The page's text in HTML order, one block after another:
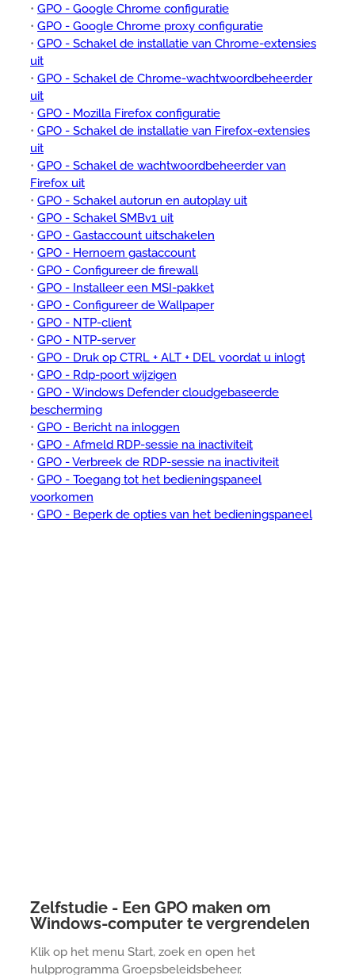
• GPO - Google Chrome configuratie
• GPO - Google Chrome proxy configuratie
• GPO - Schakel de installatie van Chrome-extensies
uit
• GPO - Schakel de Chrome-wachtwoordbeheerder
uit
• GPO - Mozilla Firefox configuratie
• GPO - Schakel de installatie van Firefox-extensies
uit
• GPO - Schakel de wachtwoordbeheerder van
Firefox uit
• GPO - Schakel autorun en autoplay uit
• GPO - Schakel SMBv1 uit
• GPO - Gastaccount uitschakelen
• GPO - Hernoem gastaccount
• GPO - Configureer de firewall
• GPO - Installeer een MSI-pakket
• GPO - Configureer de Wallpaper
• GPO - NTP-client
• GPO - NTP-server
• GPO - Druk op CTRL + ALT + DEL voordat u inlogt
• GPO - Rdp-poort wijzigen
• GPO - Windows Defender cloudgebaseerde
bescherming
• GPO - Bericht na inloggen
• GPO - Afmeld RDP-sessie na inactiviteit
• GPO - Verbreek de RDP-sessie na inactiviteit
• GPO - Toegang tot het bedieningspaneel
voorkomen
• GPO - Beperk de opties van het bedieningspaneel
Zelfstudie - Een GPO maken om
Windows-computer te vergrendelen
Klik op het menu Start, zoek en open het
hulpprogramma Groepsbeleidsbeheer.